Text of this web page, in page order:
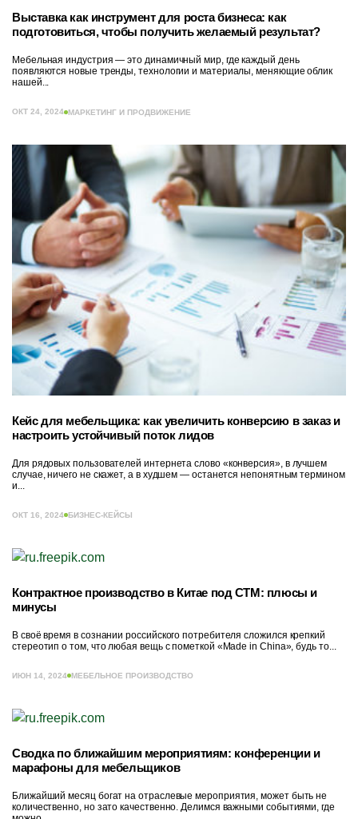
Выставка как инструмент для роста бизнеса: как
подготовиться, чтобы получить желаемый результат?
Мебельная индустрия — это динамичный мир, где каждый день
появляются новые тренды, технологии и материалы, меняющие облик
нашей...
ОКТ 24, 2024 МАРКЕТИНГ И ПРОДВИЖЕНИЕ
Кейс для мебельщика: как увеличить конверсию в заказ и
настроить устойчивый поток лидов
Для рядовых пользователей интернета слово «конверсия», в лучшем
случае, ничего не скажет, а в худшем — останется непонятным термином
и...
ОКТ 16, 2024 БИЗНЕС-КЕЙСЫ
Контрактное производство в Китае под СТМ: плюсы и
минусы
В своё время в сознании российского потребителя сложился крепкий
стереотип о том, что любая вещь с пометкой «Made in China», будь то...
ИЮН 14, 2024 МЕБЕЛЬНОЕ ПРОИЗВОДСТВО
Сводка по ближайшим мероприятиям: конференции и
марафоны для мебельщиков
Ближайший месяц богат на отраслевые мероприятия, может быть не
количественно, но зато качественно. Делимся важными событиями, где